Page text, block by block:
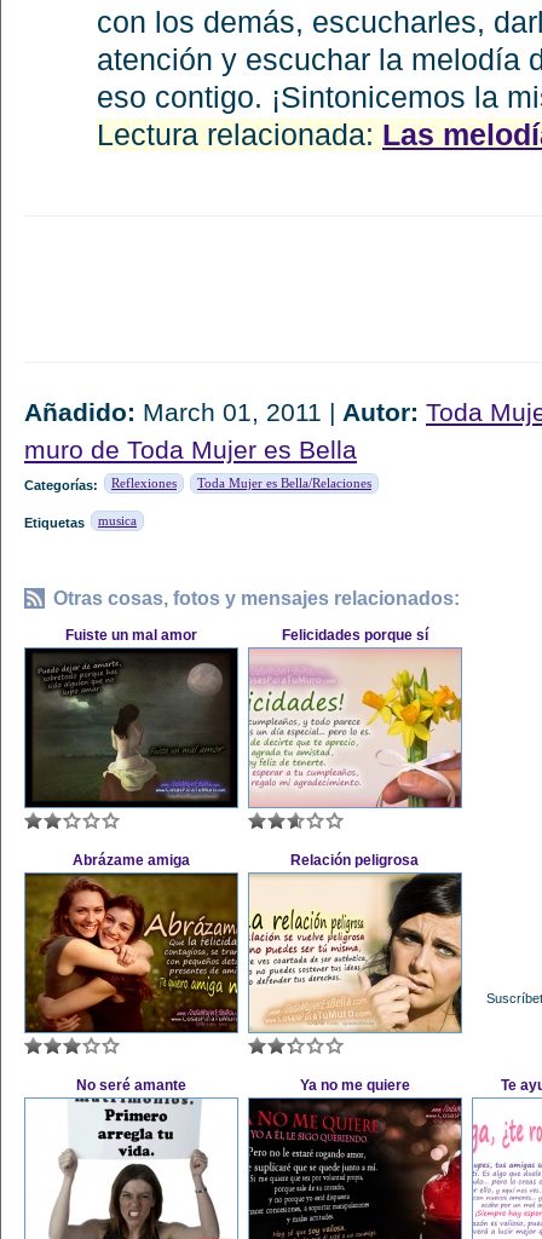
con los demás, escucharles,
atención y escuchar la melodía
eso contigo. ¡Sintonicemos la
Lectura relacionada: Las
Añadido: March 01, 2011 | Autor: Toda
muro de Toda Mujer es Bella
Categorías: Reflexiones Toda Mujer es Bella/Relaciones
Etiquetas musica
Otras cosas, fotos y mensajes relacionados:
Fuiste un mal amor Felicidades porque sí
Abrázame amiga Relación peligrosa
No seré amante Ya no me quiere Te